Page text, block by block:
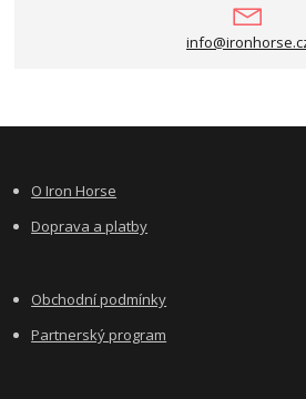
O Iron Horse
Doprava a platby
Obchodní podmínky
Partnerský program